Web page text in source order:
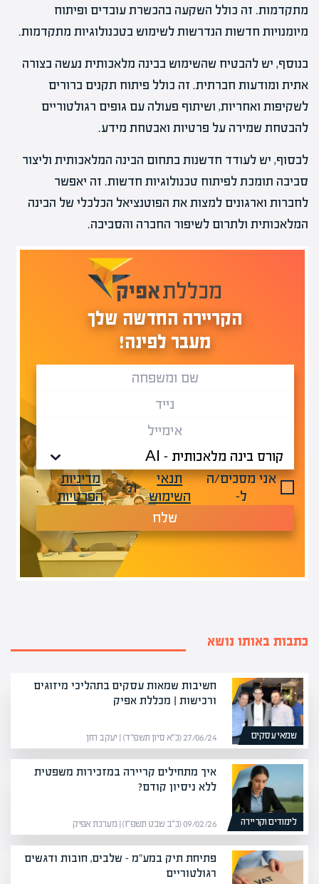
מתקדמות. זה כולל השקעה בהכשרת עובדים ופיתוח
מיומנויות חדשות הנדרשות לשימוש בטכנולוגיות מתקדמות.
בנוסף, יש להבטיח שהשימוש בבינה מלאכותית נעשה בצורה
אתית ומודעות חברתית. זה כולל פיתוח תקנים ברורים
לשקיפות ואחריות, ושיתוף פעולה עם גופים רגולטוריים
להבטחת שמירה על פרטיות ואבטחת מידע.
לבסוף, יש לעודד חדשנות בתחום הבינה המלאכותית וליצור
סביבה תומכת לפיתוח טכנולוגיות חדשות. זה יאפשר
לחברות וארגונים למצות את הפוטנציאל הכלכלי של הבינה
המלאכותית ולתרום לשיפור החברה והסביבה.
הקריירה החדשה שלך
מעבר לפינה!
אני מסכים/ה
ל-
תנאי
השימוש
ול-
מדיניות
הפרטיות
.
שלח
כתבות באותו נושא
שמאי עסקים
חשיבות שמאות עסקים בתהליכי מיזוגים
ורכישות | מכללת אפיק
27/06/24 (כ״א סיון תשפ״ד) | יעקב חזן
לימודים וקריירה
איך מתחילים קריירה במזכירות משפטית
ללא ניסיון קודם?
09/02/26 (כ״ב שבט תשפ״ו) | מערכת אפיק
פתיחת תיק במע"מ – שלבים, חובות ודגשים
רגולטוריים